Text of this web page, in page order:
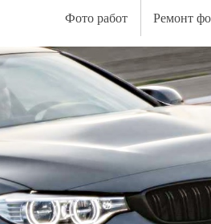
Фото работ Ремонт